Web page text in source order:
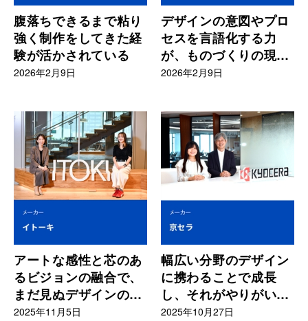
腹落ちできるまで粘り
強く制作をしてきた経
験が活かされている
2026年2月9日
デザインの意図やプロ
セスを言語化する力
が、ものづくりの現場
に活かされている
2026年2月9日
アートな感性と芯のあ
るビジョンの融合で、
まだ見ぬデザインの境
地を切り開く存在
2025年11月5日
幅広い分野のデザイン
に携わることで成長
し、それがやりがいに
つながっている
2025年10月27日